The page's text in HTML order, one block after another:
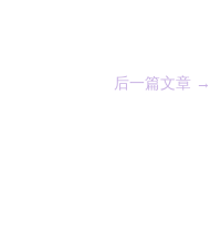
后一篇文章 →